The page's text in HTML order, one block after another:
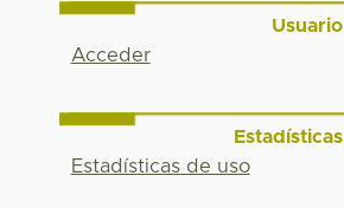
Usuario
Acceder
Estadísticas
Estadísticas de uso